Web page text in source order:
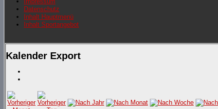
Datenschutz
Inhalt Hauptmenü
Inhalt Sportangebot
Kalender Export